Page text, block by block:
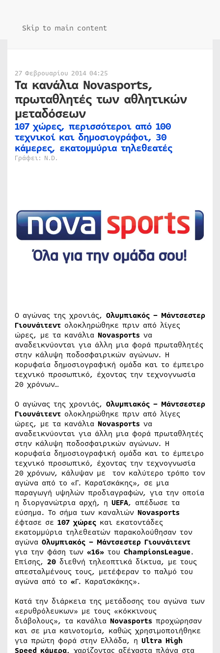
Skip to main content
27 Φεβρουαρίου 2014 04:25
Τα κανάλια Novasports,
πρωταθλητές των αθλητικών
μεταδόσεων
107 χώρες, περισσότεροι από 100
τεχνικοί και δημοσιογράφοι, 30
κάμερες, εκατομμύρια τηλεθεατές
Γράφει: N.D.
Ο αγώνας της χρονιάς, Ολυμπιακός – Μάντσεστερ
Γιουνάιτεντ ολοκληρώθηκε πριν από λίγες
ώρες, με τα κανάλια Novasports να
αναδεικνύονται για άλλη μια φορά πρωταθλητές
στην κάλυψη ποδοσφαιρικών αγώνων. Η
κορυφαία δημοσιογραφική ομάδα και το έμπειρο
τεχνικό προσωπικό, έχοντας την τεχνογνωσία
20 χρόνων…
Ο αγώνας της χρονιάς, Ολυμπιακός – Μάντσεστερ
Γιουνάιτεντ ολοκληρώθηκε πριν από λίγες
ώρες, με τα κανάλια Novasports να
αναδεικνύονται για άλλη μια φορά πρωταθλητές
στην κάλυψη ποδοσφαιρικών αγώνων. Η
κορυφαία δημοσιογραφική ομάδα και το έμπειρο
τεχνικό προσωπικό, έχοντας την τεχνογνωσία
20 χρόνων, κάλυψαν με τον καλύτερο τρόπο τον
αγώνα από το «Γ. Καραϊσκάκης», σε μια
παραγωγή υψηλών προδιαγραφών, για την οποία
η διοργανώτρια αρχή, η UEFA, απέδωσε τα
εύσημα. Το σήμα των καναλιών Novasports
έφτασε σε 107 χώρες και εκατοντάδες
εκατομμύρια τηλεθεατών παρακολούθησαν τον
αγώνα Ολυμπιακός – Μάντσεστερ Γιουνάιτεντ
για την φάση των «16» του ChampionsLeague.
Επίσης, 20 διεθνή τηλεοπτικά δίκτυα, με τους
απεσταλμένους τους, μετέφεραν το παλμό του
αγώνα από το «Γ. Καραϊσκάκης».
Κατά την διάρκεια της μετάδοσης του αγώνα των
«ερυθρόλευκων» με τους «κόκκινους
διάβολους», τα κανάλια Novasports προχώρησαν
και σε μια καινοτομία, καθώς χρησιμοποιήθηκε
για πρώτη φορά στην Ελλάδα, η Ultra High
Speed κάμερα, χαρίζοντας αξέχαστα πλάνα στα